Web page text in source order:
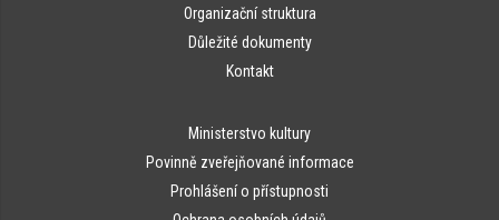
Organizační struktura
Důležité dokumenty
Kontakt
Ministerstvo kultury
Povinně zveřejňované informace
Prohlášení o přístupnosti